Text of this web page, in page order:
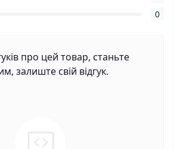
0
про цей товар, станьте
залиште свій відгук.